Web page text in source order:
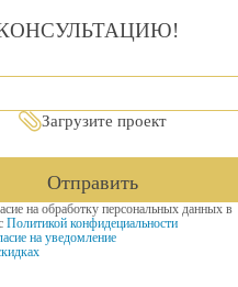
Загрузите проект
Отправить
на обработку персональных данных в
Политикой конфидециальности
на уведомление